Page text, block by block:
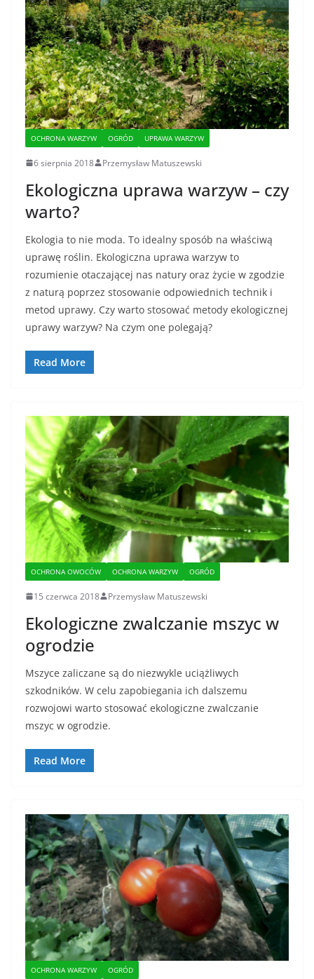
OCHRONA WARZYW OGRÓD UPRAWA WARZYW
6 sierpnia 2018 Przemysław Matuszewski
Ekologiczna uprawa warzyw – czy
warto?
Ekologia to nie moda. To idealny sposób na właściwą
uprawę roślin. Ekologiczna uprawa warzyw to
rozumienie otaczającej nas natury oraz życie w zgodzie
z naturą poprzez stosowanie odpowiednich technik i
metod uprawy. Czy warto stosować metody ekologicznej
uprawy warzyw? Na czym one polegają?
Read More
OCHRONA OWOCÓW OCHRONA WARZYW OGRÓD
15 czerwca 2018 Przemysław Matuszewski
Ekologiczne zwalczanie mszyc w
ogrodzie
Mszyce zaliczane są do niezwykle uciążliwych
szkodników. W celu zapobiegania ich dalszemu
rozwojowi warto stosować ekologiczne zwalczanie
mszyc w ogrodzie.
Read More
OCHRONA WARZYW OGRÓD